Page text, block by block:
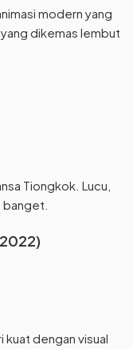
modern yang
dikemas lembut
Tiongkok. Lucu,
kuat dengan visual